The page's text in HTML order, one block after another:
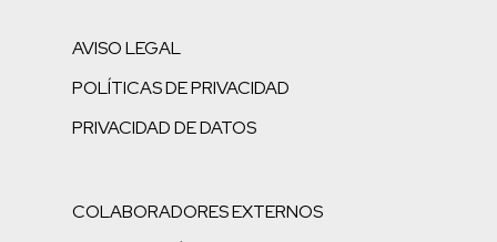
AVISO LEGAL
POLÍTICAS DE PRIVACIDAD
PRIVACIDAD DE DATOS
COLABORADORES EXTERNOS